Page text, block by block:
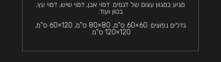
מגיע במגוון עצום של דגמים: דמוי אבן, דמוי שיש, דמוי עץ,
בטון ועוד.
גדלים נפוצים: 60×60 ס"מ, 80×80 ס"מ, 120×60 ס"מ,
120×120 ס"מ.